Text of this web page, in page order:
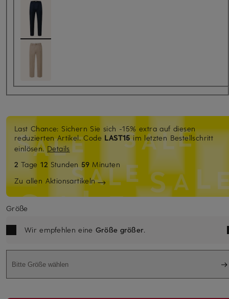
Last Chance: Sichern Sie sich -15% extra auf diesen
reduzierten Artikel. Code LAST15im letzten Bestellschritt
einlösen.Details
2 Tage12 Stunden 59 Minuten
Zu allen Aktionsartikeln
Größe
Wir empfehlen eine Größe größer.
Bitte Größe wählen